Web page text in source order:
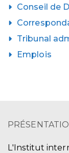
Conseil de
Tribunal
Emplois
L'Institut